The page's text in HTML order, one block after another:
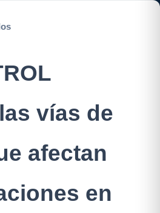
vías de
afectan
en